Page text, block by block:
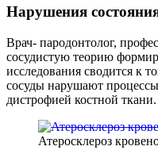
Нарушения
Врач- пародонтолог,
сосудистую теорию
исследования сводится к
сосуды нарушают процессы
дистрофией костной ткани.
Атеросклероз